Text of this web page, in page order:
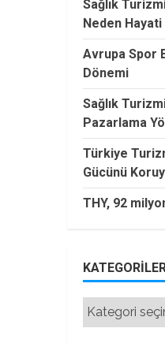
Sağlık
Neden
Avrupa Spor
Dönemi
Sağlık
Pazarlama
Türkiye
Gücünü
THY, 92
Kategoriler